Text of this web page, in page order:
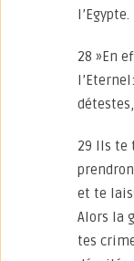
l’Egypte.
28 »En
29 Ils te
et te
Alors la
tes